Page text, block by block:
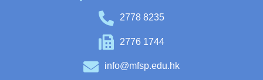
2778 8235
2776 1744
info@mfsp.edu.hk